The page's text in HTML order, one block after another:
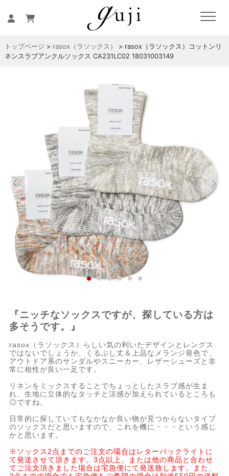
トップページ > rasox（ラソックス）
> rasox（ラソックス）コットンリ
ネンスラブアンクルソックス CA231LC02 18031003149
『ニッチなソックスですが、探している方は
多そうです。』
rasox（ラソックス）らしい気の利いたデザインとレングス
ではないでしょうか、くるぶし丈＆上品なメランジ発色で、
アウトドア系のサンダルやスニーカー、レザーシューズと非
常に相性が良い一足です。
リネンをミックスすることでちょっとしたスラブ感が生ま
れ、生地に立体的なタッチと涼感が加えられているところも
◎ですね。
日常的に探していてもなかなか良い物が見つからないタイプ
のソックスだと思いますので、これを機に・・・という感じ
かと思います。
※ソックス2点までのご注文の場合はレターパックライトに
て発送させて頂きます。3点以上、または他の商品と合わせ
てご注文頂きました場合は宅急便にて発送致します。また、